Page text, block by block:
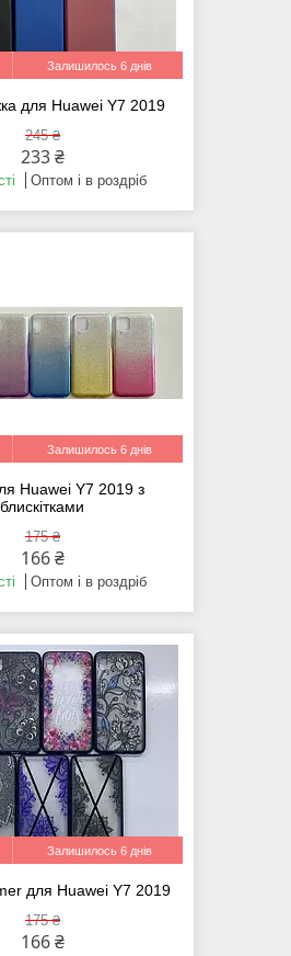
Залишилось 6 днів
для Huawei Y7 2019
245 ₴
233 ₴
Оптом і в роздріб
Залишилось 6 днів
Huawei Y7 2019 з
блискітками
175 ₴
166 ₴
Оптом і в роздріб
Залишилось 6 днів
для Huawei Y7 2019
175 ₴
166 ₴